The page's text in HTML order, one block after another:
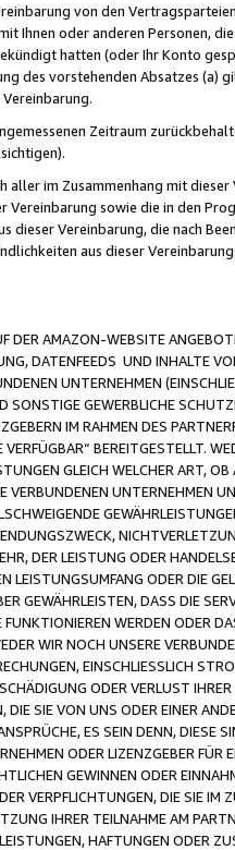
von den
oder anderen Personen,
hatten (oder Ihr Konto
des vorstehenden Absatzes (a)
Zeitraum
im Zusammenhang mit
sowie die in den
Vereinbarung, die nach
aus dieser
DER AMAZON-WEBSITE
DATENFEEDS UND INHALTE
UNTERNEHMEN
GEWERBLICHE
IM RAHMEN DES
BEREITGESTELLT.
GLEICH WELCHER ART,
UNTERNEHMEN
DER LEISTUNG ODER
LEISTUNGSUMFANG ODER DIE
GEWÄHRLEISTEN, DASS DIE
WERDEN ODER
WIR NOCH UNSERE
EINSCHLIESSLICH
ODER VERLUST
SIE VON UNS ODER EINER
ES SEIN DENN, DIESE
ODER LIZENZGEBER
GEWINNEN ODER
VERPFLICHTUNGEN, DIE SIE IM
IHRER TEILNAHME AM
HAFTUNGEN ODER